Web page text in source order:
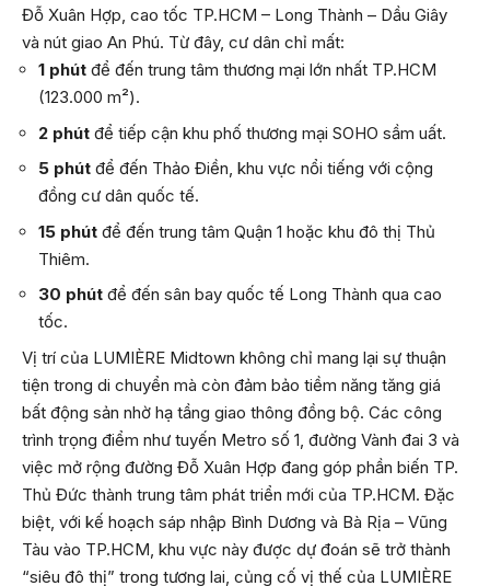
Đỗ Xuân Hợp, cao tốc TP.HCM – Long Thành – Dầu Giây
và nút giao An Phú. Từ đây, cư dân chỉ mất:
1 phút để đến trung tâm thương mại lớn nhất TP.HCM
(123.000 m²).
2 phút để tiếp cận khu phố thương mại SOHO sầm uất.
5 phút để đến Thảo Điền, khu vực nổi tiếng với cộng
đồng cư dân quốc tế.
15 phút để đến trung tâm Quận 1 hoặc khu đô thị Thủ
Thiêm.
30 phút để đến sân bay quốc tế Long Thành qua cao
tốc.
Vị trí của LUMIÈRE Midtown không chỉ mang lại sự thuận
tiện trong di chuyển mà còn đảm bảo tiềm năng tăng giá
bất động sản nhờ hạ tầng giao thông đồng bộ. Các công
trình trọng điểm như tuyến Metro số 1, đường Vành đai 3 và
việc mở rộng đường Đỗ Xuân Hợp đang góp phần biến TP.
Thủ Đức thành trung tâm phát triển mới của TP.HCM. Đặc
biệt, với kế hoạch sáp nhập Bình Dương và Bà Rịa – Vũng
Tàu vào TP.HCM, khu vực này được dự đoán sẽ trở thành
“siêu đô thị” trong tương lai, củng cố vị thế của LUMIÈRE